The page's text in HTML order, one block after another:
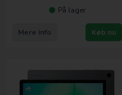
På lager
Køb nu
Mere info